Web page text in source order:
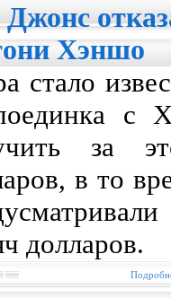
Хэншо
стало
с
за
в то
долларов.